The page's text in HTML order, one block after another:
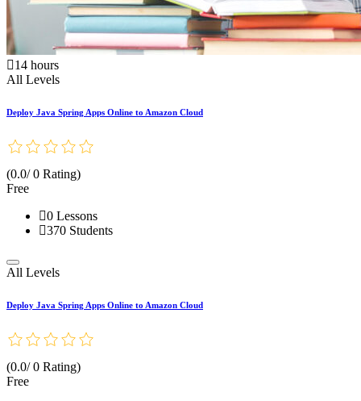
14 hours
All Levels
Deploy Java Spring Apps Online to Amazon Cloud
(0.0/ 0 Rating)
Free
0 Lessons
370 Students
All Levels
Deploy Java Spring Apps Online to Amazon Cloud
(0.0/ 0 Rating)
Free